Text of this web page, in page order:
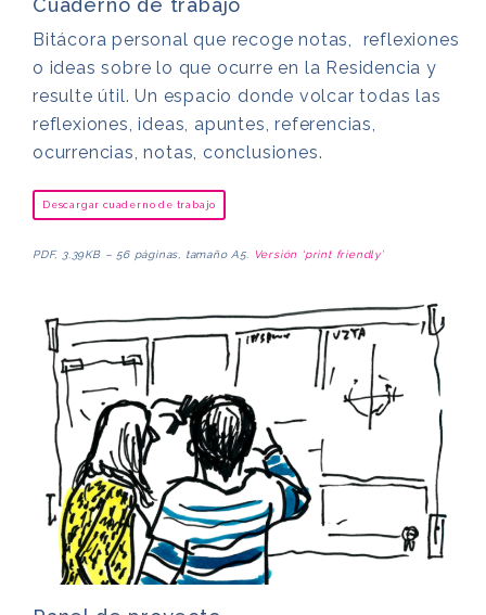
Cuaderno de trabajo
Bitácora personal que recoge notas, reflexiones
o ideas sobre lo que ocurre en la Residencia y
resulte útil. Un espacio donde volcar todas las
reflexiones, ideas, apuntes, referencias,
ocurrencias, notas, conclusiones.
Descargar cuaderno de trabajo
PDF, 3.39KB – 56 páginas, tamaño A5. Versión ‘print friendly’